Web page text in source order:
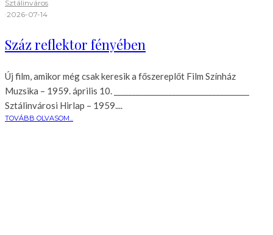
Sztálinváros
·2026-07-14
Száz reflektor fényében
Új film, amikor még csak keresik a főszereplőt Film Színház
Muzsika – 1959. április 10. _____________________________________
Sztálinvárosi Hirlap – 1959....
TOVÁBB OLVASOM...